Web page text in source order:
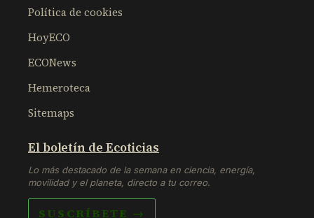
Política de cookies
HoyECO
ECONews
Hemeroteca
Sitemaps
El boletín de Ecoticias
Lo más destacado de la semana en ciencia, energía,
movilidad y el planeta, directo a tu correo.
SUSCRÍBETE →